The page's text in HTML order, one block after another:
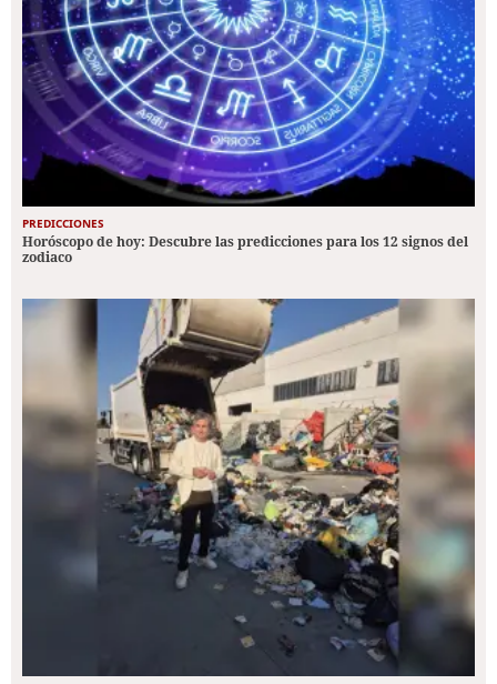
PREDICCIONES
Horóscopo de hoy: Descubre las predicciones para los 12 signos del
zodiaco